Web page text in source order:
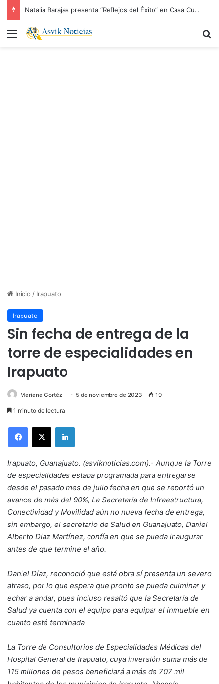
Natalia Barajas presenta “Reflejos del Éxito” en Casa Cuévano, cierre de un recorrido marcado por la censura y la resistencia artística
Menú
Inicio / Irapuato
Irapuato
Sin fecha de entrega de la
torre de especialidades en
Irapuato
Mariana Cortéz 5 de noviembre de 2023 19
1 minuto de lectura
LinkedIn
Irapuato, Guanajuato. (asviknoticias.com).- Aunque la Torre
de especialidades estaba programada para entregarse
desde el pasado mes de julio fecha en que se reportó un
avance de más del 90%, La Secretaría de Infraestructura,
Conectividad y Movilidad aún no nueva fecha de entrega,
sin embargo, el secretario de Salud en Guanajuato, Daniel
Alberto Diaz Martínez, confía en que se pueda inaugurar
antes de que termine el año.
Daniel Díaz, reconoció que está obra sí presenta un severo
atraso, por lo que espera que pronto se pueda culminar y
echar a andar, pues incluso resaltó que la Secretaría de
Salud ya cuenta con el equipo para equipar el inmueble en
cuanto esté terminada
La Torre de Consultorios de Especialidades Médicas del
Hospital General de Irapuato, cuya inversión suma más de
115 millones de pesos beneficiará a más de 707 mil